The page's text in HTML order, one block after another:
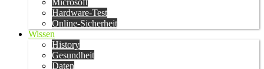
Microsoft
Hardware-Test
Online-Sicherheit
Wissen
History
Gesundheit
Daten